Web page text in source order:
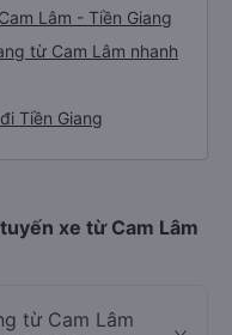
Lâm - Tiền Giang
từ Cam Lâm nhanh
Tiền Giang
xe từ Cam Lâm
từ Cam Lâm